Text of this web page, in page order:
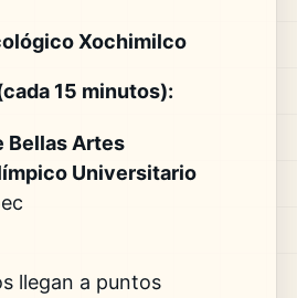
Xochimilco
15 minutos):
Bellas Artes
Universitario
llegan a puntos